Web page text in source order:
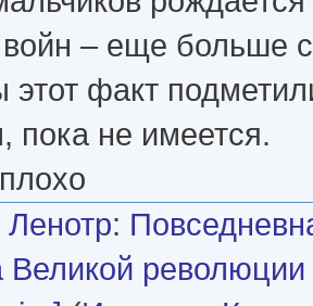
– еще больше
факт
пока не имеется.
Ленотр:
Великой революции